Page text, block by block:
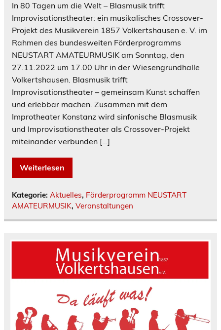
In 80 Tagen um die Welt – Blasmusik trifft
Improvisationstheater: ein musikalisches Crossover-
Projekt des Musikverein 1857 Volkertshausen e. V. im
Rahmen des bundesweiten Förderprogramms
NEUSTART AMATEURMUSIK am Sonntag, den
27.11.2022 um 17.00 Uhr in der Wiesengrundhalle
Volkertshausen. Blasmusik trifft
Improvisationstheater – gemeinsam Kunst schaffen
und erlebbar machen. Zusammen mit dem
Improtheater Konstanz wird sinfonische Blasmusik
und Improvisationstheater als Crossover-Projekt
miteinander verbunden […]
Weiterlesen
Kategorie: Aktuelles, Förderprogramm NEUSTART
AMATEURMUSIK, Veranstaltungen